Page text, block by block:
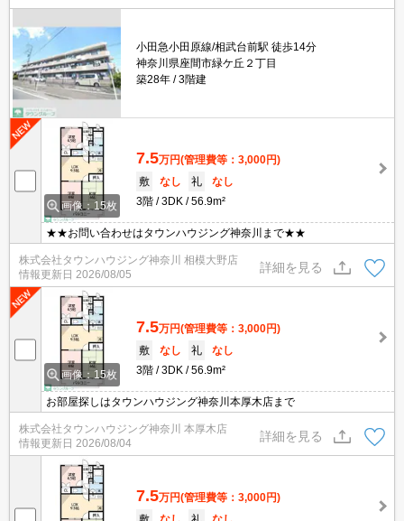
小田急小田原線/相武台前駅 徒歩14分
神奈川県座間市緑ケ丘２丁目
築28年
3階建
画像：15枚
7.5万円(管理費等：3,000円)
敷
なし 礼
なし
3階
3DK 56.9m²
★★お問い合わせはタウンハウジング神奈川まで★★
株式会社タウンハウジング神奈川 相模大野店
情報更新日 2026/08/05
詳細を見る
画像：15枚
7.5万円(管理費等：3,000円)
敷
なし 礼
なし
3階
3DK 56.9m²
お部屋探しはタウンハウジング神奈川本厚木店まで
株式会社タウンハウジング神奈川 本厚木店
情報更新日 2026/08/04
詳細を見る
7.5万円(管理費等：3,000円)
敷
なし 礼
なし